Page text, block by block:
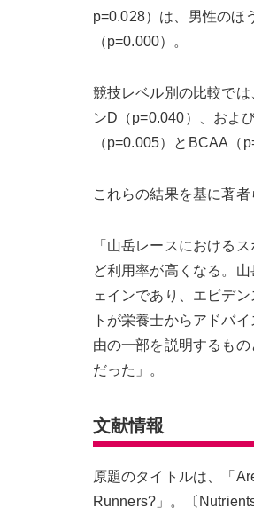
p=0.028）は、男性のほ
（p=0.000）。
競技レベル別の比較で
ンD（p=0.040）、およ
（p=0.005）とBCAA（
これらの結果を基に著
「山岳レースにおける
ど利用率が高くなる。
ェインであり、エビデ
トが栄養士からアドバ
由の一部を説明するも
だった」。
文献情報
原題のタイトルは、「
Runners?」。〔